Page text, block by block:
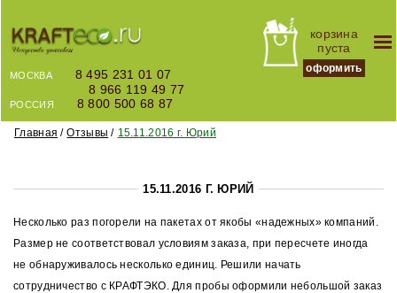
корзина
пуста
оформить
МОСКВА
8 495 231 01 07
8 966 119 49 77
РОССИЯ 8 800 500 68 87
Главная Отзывы 15.11.2016 г. Юрий
15.11.2016 Г. ЮРИЙ
Несколько раз погорели на пакетах от якобы «надежных» компаний.
Размер не соответствовал условиям заказа, при пересчете иногда
не обнаруживалось несколько единиц. Решили начать
сотрудничество с КРАФТЭКО. Для пробы оформили небольшой заказ